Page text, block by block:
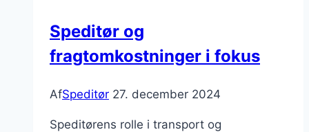
Speditør og
fragtomkostninger i fokus
AfSpeditør 27. december 2024
Speditørens rolle i transport og